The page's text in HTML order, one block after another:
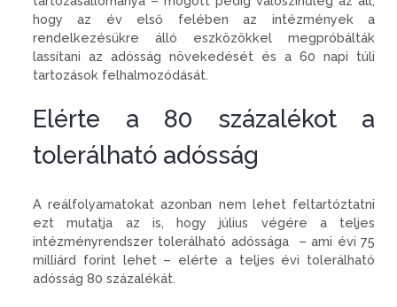
hogy az év első felében az intézmények a
rendelkezésükre álló eszközökkel megpróbálták
lassítani az adósság növekedését és a 60 napi túli
tartozások felhalmozódását.
Elérte a 80 százalékot a
tolerálható adósság
A reálfolyamatokat azonban nem lehet feltartóztatni
ezt mutatja az is, hogy július végére a teljes
intézményrendszer tolerálható adóssága – ami évi 75
milliárd forint lehet – elérte a teljes évi tolerálható
adósság 80 százalékát.